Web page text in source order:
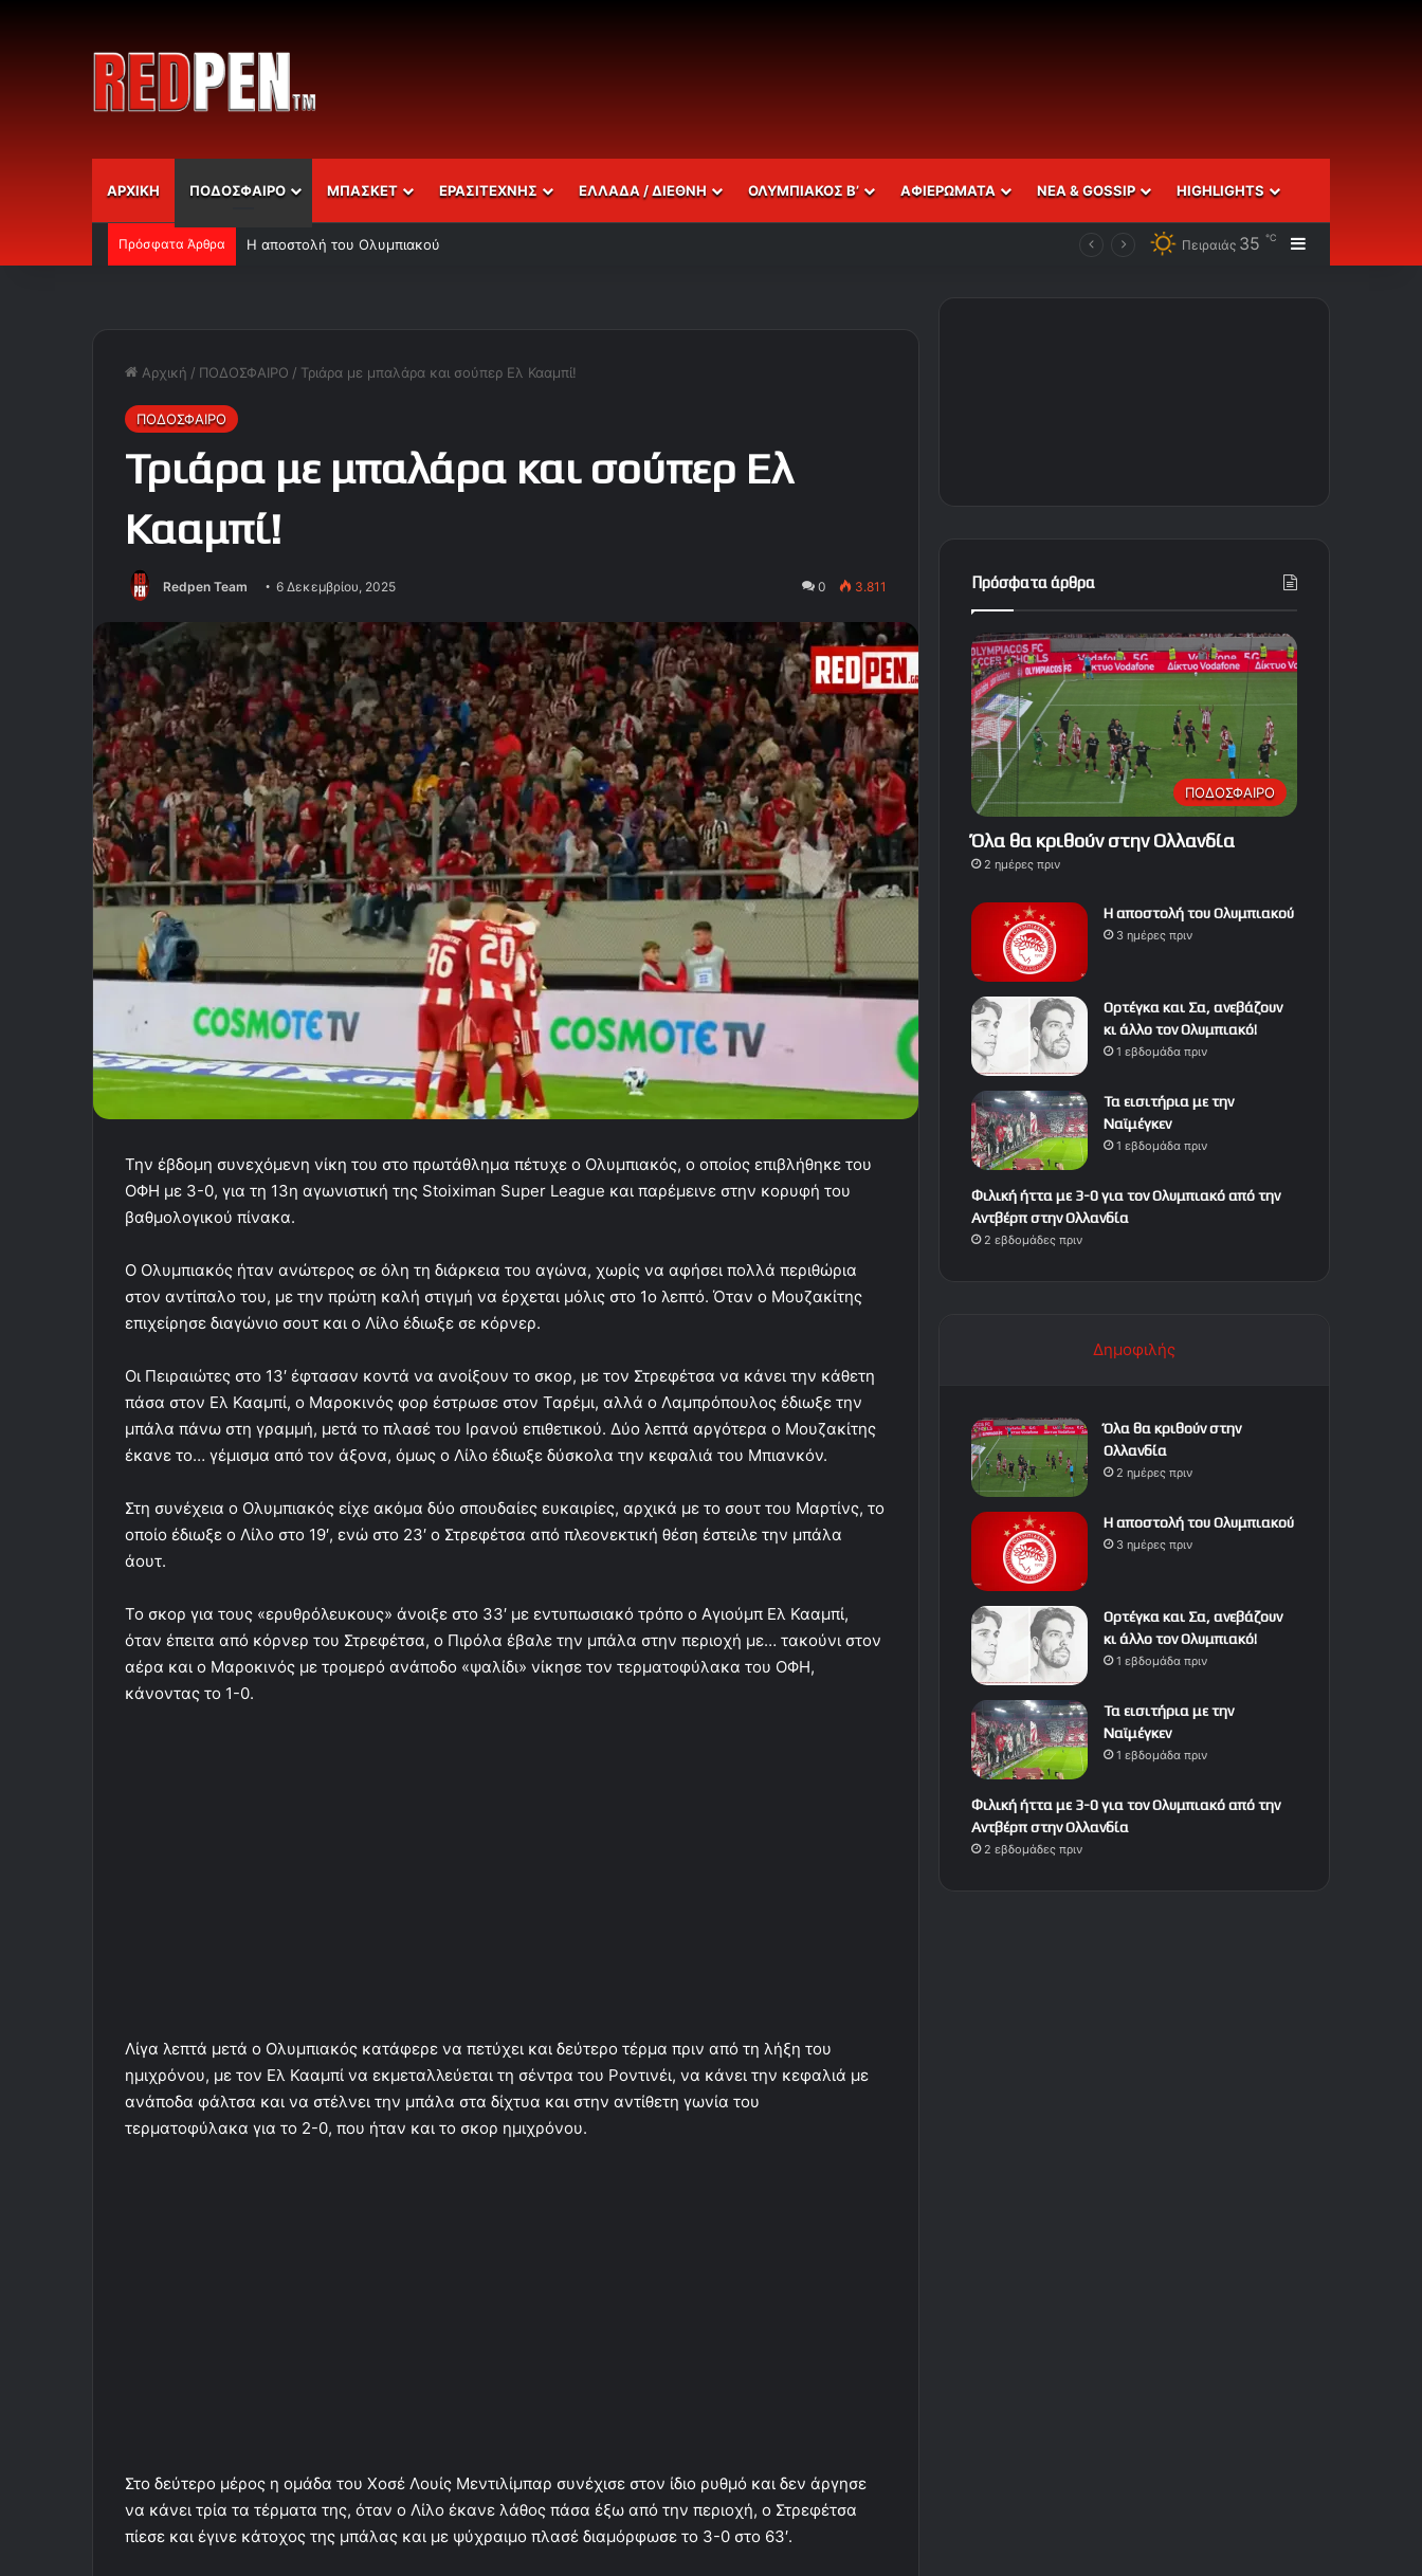
ΑΡΧΙΚΗ ΠΟΔΟΣΦΑΙΡΟ ΜΠΑΣΚΕΤ ΕΡΑΣΙΤΕΧΝΗΣ ΕΛΛΑΔΑ / ΔΙΕΘΝΗ ΟΛΥΜΠΙΑΚΟΣ Β’ ΑΦΙΕΡΩΜΑΤΑ ΝΕΑ & GOSSIP HIGHLIGHTS
Πρόσφατα Άρθρα Η αποστολή του Ολυμπιακού Πειραιάς 35 ℃ Sidebar
Αρχική / ΠΟΔΟΣΦΑΙΡΟ / Τριάρα με μπαλάρα και σούπερ Ελ Κααμπί!
ΠΟΔΟΣΦΑΙΡΟ
Τριάρα με μπαλάρα και σούπερ Ελ
Κααμπί!
Redpen Team 6 Δεκεμβρίου, 2025 0 3.811
Την έβδομη συνεχόμενη νίκη του στο πρωτάθλημα πέτυχε ο Ολυμπιακός, ο οποίος επιβλήθηκε του
ΟΦΗ με 3-0, για τη 13η αγωνιστική της Stoiximan Super League και παρέμεινε στην κορυφή του
βαθμολογικού πίνακα.
Ο Ολυμπιακός ήταν ανώτερος σε όλη τη διάρκεια του αγώνα, χωρίς να αφήσει πολλά περιθώρια
στον αντίπαλο του, με την πρώτη καλή στιγμή να έρχεται μόλις στο 1ο λεπτό. Όταν ο Μουζακίτης
επιχείρησε διαγώνιο σουτ και ο Λίλο έδιωξε σε κόρνερ.
Οι Πειραιώτες στο 13′ έφτασαν κοντά να ανοίξουν το σκορ, με τον Στρεφέτσα να κάνει την κάθετη
πάσα στον Ελ Κααμπί, ο Μαροκινός φορ έστρωσε στον Ταρέμι, αλλά ο Λαμπρόπουλος έδιωξε την
μπάλα πάνω στη γραμμή, μετά το πλασέ του Ιρανού επιθετικού. Δύο λεπτά αργότερα ο Μουζακίτης
έκανε το… γέμισμα από τον άξονα, όμως ο Λίλο έδιωξε δύσκολα την κεφαλιά του Μπιανκόν.
Στη συνέχεια ο Ολυμπιακός είχε ακόμα δύο σπουδαίες ευκαιρίες, αρχικά με το σουτ του Μαρτίνς, το
οποίο έδιωξε ο Λίλο στο 19′, ενώ στο 23′ ο Στρεφέτσα από πλεονεκτική θέση έστειλε την μπάλα
άουτ.
Το σκορ για τους «ερυθρόλευκους» άνοιξε στο 33′ με εντυπωσιακό τρόπο ο Αγιούμπ Ελ Κααμπί,
όταν έπειτα από κόρνερ του Στρεφέτσα, ο Πιρόλα έβαλε την μπάλα στην περιοχή με… τακούνι στον
αέρα και ο Μαροκινός με τρομερό ανάποδο «ψαλίδι» νίκησε τον τερματοφύλακα του ΟΦΗ,
κάνοντας το 1-0.
Λίγα λεπτά μετά ο Ολυμπιακός κατάφερε να πετύχει και δεύτερο τέρμα πριν από τη λήξη του
ημιχρόνου, με τον Ελ Κααμπί να εκμεταλλεύεται τη σέντρα του Ροντινέι, να κάνει την κεφαλιά με
ανάποδα φάλτσα και να στέλνει την μπάλα στα δίχτυα και στην αντίθετη γωνία του
τερματοφύλακα για το 2-0, που ήταν και το σκορ ημιχρόνου.
Στο δεύτερο μέρος η ομάδα του Χοσέ Λουίς Μεντιλίμπαρ συνέχισε στον ίδιο ρυθμό και δεν άργησε
να κάνει τρία τα τέρματα της, όταν ο Λίλο έκανε λάθος πάσα έξω από την περιοχή, ο Στρεφέτσα
πίεσε και έγινε κάτοχος της μπάλας και με ψύχραιμο πλασέ διαμόρφωσε το 3-0 στο 63′.
Πρόσφατα άρθρα
ΠΟΔΟΣΦΑΙΡΟ
Όλα θα κριθούν στην Ολλανδία
2 ημέρες πριν
Η αποστολή του Ολυμπιακού
3 ημέρες πριν
Ορτέγκα και Σα, ανεβάζουν
κι άλλο τον Ολυμπιακό!
1 εβδομάδα πριν
Τα εισιτήρια με την
Ναϊμέγκεν
1 εβδομάδα πριν
Φιλική ήττα με 3-0 για τον Ολυμπιακό από την
Αντβέρπ στην Ολλανδία
2 εβδομάδες πριν
Δημοφιλής
Όλα θα κριθούν στην
Ολλανδία
2 ημέρες πριν
Η αποστολή του Ολυμπιακού
3 ημέρες πριν
Ορτέγκα και Σα, ανεβάζουν
κι άλλο τον Ολυμπιακό!
1 εβδομάδα πριν
Τα εισιτήρια με την
Ναϊμέγκεν
1 εβδομάδα πριν
Φιλική ήττα με 3-0 για τον Ολυμπιακό από την
Αντβέρπ στην Ολλανδία
2 εβδομάδες πριν